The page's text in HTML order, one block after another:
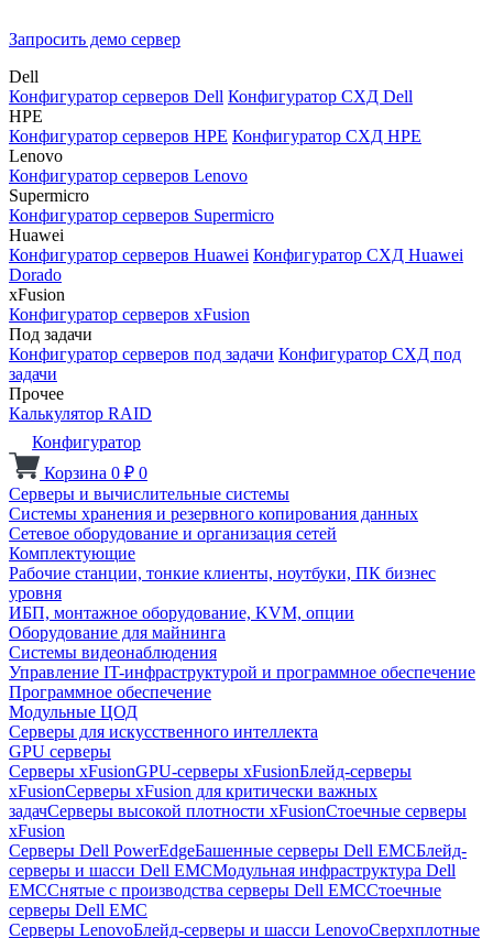
Запросить демо сервер
Dell
Конфигуратор серверов Dell Конфигуратор СХД Dell
HPE
Конфигуратор серверов HPE Конфигуратор СХД HPE
Lenovo
Конфигуратор серверов Lenovo
Supermicro
Конфигуратор серверов Supermicro
Huawei
Конфигуратор серверов Huawei Конфигуратор СХД Huawei
Dorado
xFusion
Конфигуратор серверов xFusion
Под задачи
Конфигуратор серверов под задачи Конфигуратор СХД под
задачи
Прочее
Калькулятор RAID
Конфигуратор
Корзина 0 ₽ 0
Серверы и вычислительные системы
Системы хранения и резервного копирования данных
Сетевое оборудование и организация сетей
Комплектующие
Рабочие станции, тонкие клиенты, ноутбуки, ПК бизнес
уровня
ИБП, монтажное оборудование, KVM, опции
Оборудование для майнинга
Системы видеонаблюдения
Управление IT-инфраструктурой и программное обеспечение
Программное обеспечение
Модульные ЦОД
Серверы для искусственного интеллекта
GPU серверы
Серверы xFusionGPU-серверы xFusionБлейд-серверы
xFusionСерверы xFusion для критически важных
задачСерверы высокой плотности xFusionСтоечные серверы
xFusion
Серверы Dell PowerEdgeБашенные серверы Dell EMCБлейд-
серверы и шасси Dell EMCМодульная инфраструктура Dell
EMCСнятые с производства серверы Dell EMCСтоечные
серверы Dell EMC
Серверы LenovoБлейд-серверы и шасси LenovoСверхплотные